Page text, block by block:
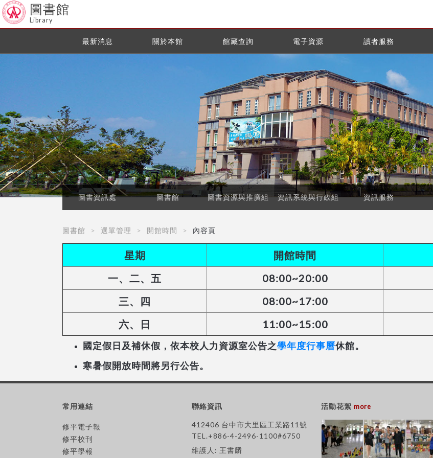
圖書館
Library
最新消息 關於本館 館藏查詢 電子資源 讀者服務
圖書資訊處 圖書館 圖書資源與推廣組 資訊系統與行政組 資訊服務
圖書館 選單管理 開館時間 內容頁
星期 開館時間
一、二、五
08:00~20:00
三、四 08:00~17:00
六、日 11:00~15:00
國定假日及補休假，依本校人力資源室公告之學年度行事曆休館。
寒暑假開放時間將另行公告。
常用連結
修平電子報
修平校刊
修平學報
聯絡資訊
412406 台中市大里區工業路11號
TEL.+886-4-2496-1100#6750
維護人: 王書麟
活動花絮 more